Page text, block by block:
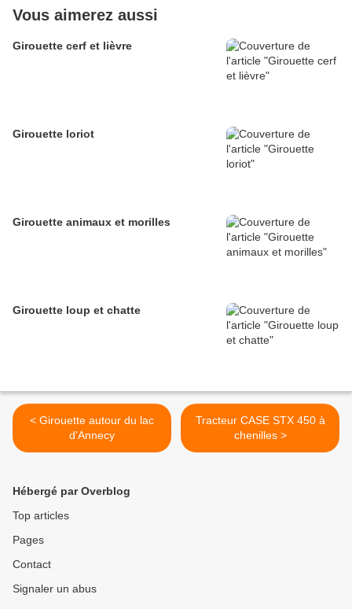
Vous aimerez aussi
Girouette cerf et lièvre
Girouette loriot
Girouette animaux et morilles
Girouette loup et chatte
< Girouette autour du lac
d'Annecy
Tracteur CASE STX 450 à
chenilles >
Hébergé par Overblog
Top articles
Pages
Contact
Signaler un abus